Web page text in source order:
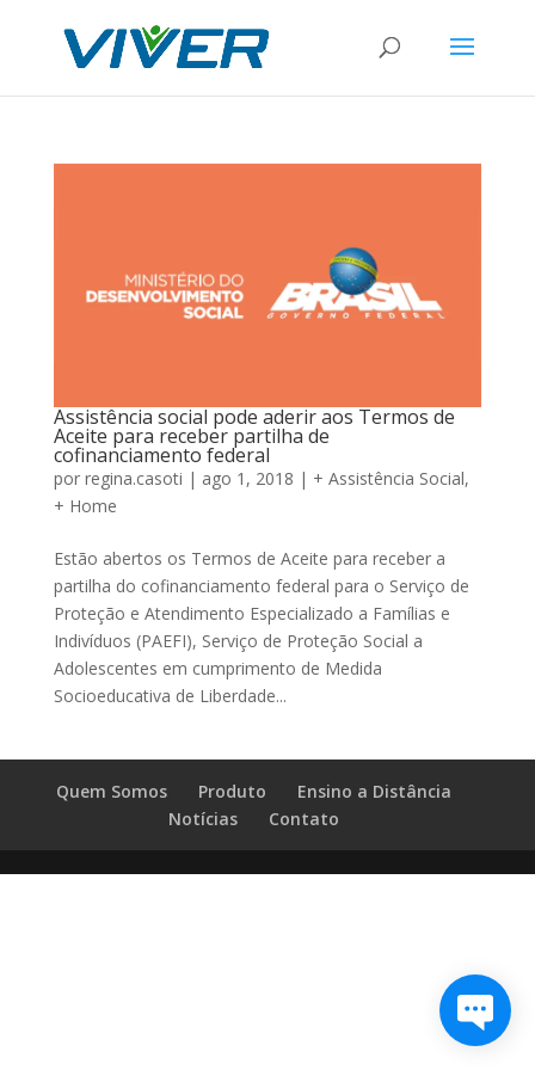
Assistência social pode aderir aos Termos de
Aceite para receber partilha de
cofinanciamento federal
por regina.casoti | ago 1, 2018 | + Assistência Social,
+ Home
Estão abertos os Termos de Aceite para receber a
partilha do cofinanciamento federal para o Serviço de
Proteção e Atendimento Especializado a Famílias e
Indivíduos (PAEFI), Serviço de Proteção Social a
Adolescentes em cumprimento de Medida
Socioeducativa de Liberdade...
Quem Somos Produto
Ensino a Distância
Notícias
Contato